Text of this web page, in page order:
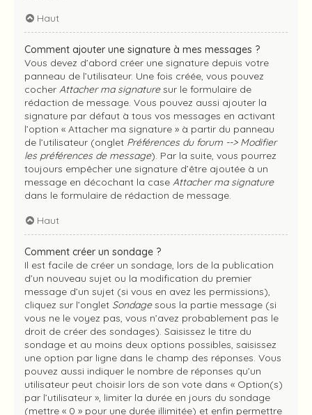
Haut
Comment ajouter une signature à mes messages ?
Vous devez d’abord créer une signature depuis votre
panneau de l’utilisateur. Une fois créée, vous pouvez
cocher Attacher ma signaturesur le formulaire de
rédaction de message. Vous pouvez aussi ajouter la
signature par défaut à tous vos messages en activant
l’option « Attacher ma signature » à partir du panneau
de l’utilisateur (onglet Préférences du forum --> Modifier
les préférences de message). Par la suite, vous pourrez
toujours empêcher une signature d’être ajoutée à un
message en décochant la case Attacher ma signature
dans le formulaire de rédaction de message.
Haut
Comment créer un sondage ?
Il est facile de créer un sondage, lors de la publication
d’un nouveau sujet ou la modification du premier
message d’un sujet (si vous en avez les permissions),
cliquez sur l’onglet Sondagesous la partie message (si
vous ne le voyez pas, vous n’avez probablement pas le
droit de créer des sondages). Saisissez le titre du
sondage et au moins deux options possibles, saisissez
une option par ligne dans le champ des réponses. Vous
pouvez aussi indiquer le nombre de réponses qu’un
utilisateur peut choisir lors de son vote dans « Option(s)
par l’utilisateur », limiter la durée en jours du sondage
(mettre « 0 » pour une durée illimitée) et enfin permettre